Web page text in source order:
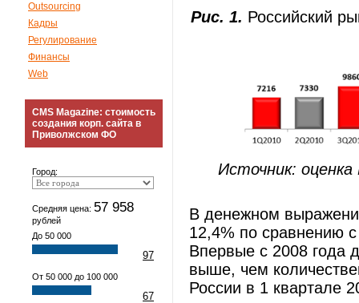
Outsourcing
Кадры
Регулирование
Финансы
Web
CMS Magazine: стоимость
создания корп. сайта в
Приволжском ФО
Город:
Средняя цена: 57 958
рублей
До 50 000
97
От 50 000 до 100 000
67
Рис. 1. Российский
Источник:
В денежном
12,4% по сравнению
Впервые с 2008 года
выше, чем
России в 1 квартале